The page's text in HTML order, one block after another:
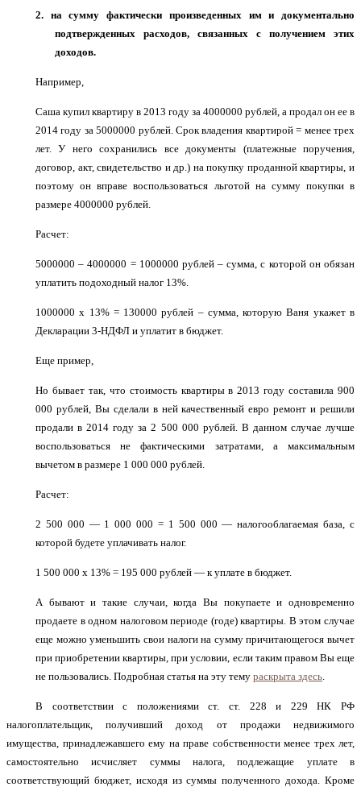
2. на сумму фактически произведенных им и документально
подтвержденных расходов, связанных с получением этих
доходов.
Например,
Саша купил квартиру в 2013 году за 4000000 рублей, а продал он ее в
2014 году за 5000000 рублей. Срок владения квартирой = менее трех
лет. У него сохранились все документы (платежные поручения,
договор, акт, свидетельство и др.) на покупку проданной квартиры, и
поэтому он вправе воспользоваться льготой на сумму покупки в
размере 4000000 рублей.
Расчет:
5000000 – 4000000 = 1000000 рублей – сумма, с которой он обязан
уплатить подоходный налог 13%.
1000000 х 13% = 130000 рублей – сумма, которую Ваня укажет в
Декларации 3-НДФЛ и уплатит в бюджет.
Еще пример,
Но бывает так, что стоимость квартиры в 2013 году составила 900
000 рублей, Вы сделали в ней качественный евро ремонт и решили
продали в 2014 году за 2 500 000 рублей. В данном случае лучше
воспользоваться не фактическими затратами, а максимальным
вычетом в размере 1 000 000 рублей.
Расчет:
2 500 000 — 1 000 000 = 1 500 000 — налогооблагаемая база, с
которой будете уплачивать налог.
1 500 000 х 13% = 195 000 рублей — к уплате в бюджет.
А бывают и такие случаи, когда Вы покупаете и одновременно
продаете в одном налоговом периоде (годе) квартиры. В этом случае
еще можно уменьшить свои налоги на сумму причитающегося вычет
при приобретении квартиры, при условии, если таким правом Вы еще
не пользовались. Подробная статья на эту тему раскрыта здесь
В соответствии с положениями ст. ст. 228 и 229 НК РФ
налогоплательщик, получивший доход от продажи недвижимого
имущества, принадлежавшего ему на праве собственности менее трех лет,
самостоятельно исчисляет суммы налога, подлежащие уплате в
соответствующий бюджет, исходя из суммы полученного дохода. Кроме